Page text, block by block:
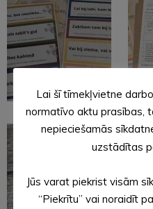
Lai šī tīmekļvietne
normatīvo aktu prasības,
nepieciešamās
uzstādītas
Jūs varat piekrist visām
“Piekrītu” vai noraidīt